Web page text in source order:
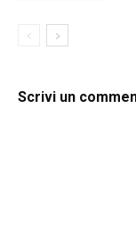
Scrivi un